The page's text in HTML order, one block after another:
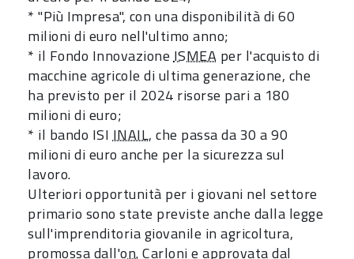
* "Più Impresa", con una disponibilità di 60
milioni di euro nell'ultimo anno;
* il Fondo InnovazioneISMEA per l'acquisto di
macchine agricole di ultima generazione, che
ha previsto per il 2024 risorse pari a 180
milioni di euro;
* il bando ISIINAIL, che passa da 30 a 90
milioni di euro anche per la sicurezza sul
lavoro.
Ulteriori opportunità per i giovani nel settore
primario sono state previste anche dalla legge
sull'imprenditoria giovanile in agricoltura,
promossa dall'on.Carloni e approvata dal